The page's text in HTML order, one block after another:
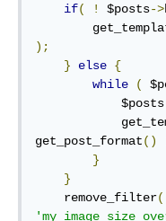
if( ! $posts->
);
}
else {
while
(
$posts
get_post_format()
}
}
remove_filter(